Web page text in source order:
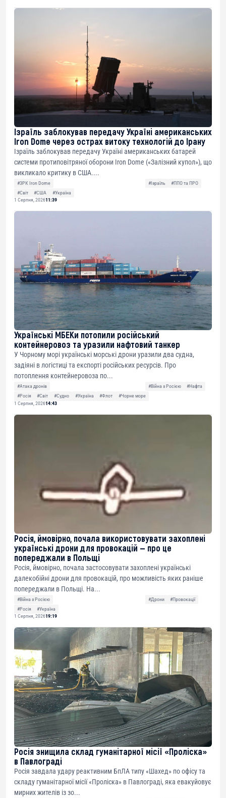
Ізраїль заблокував передачу Україні американських
Iron Dome через острах витоку технологій до Ірану
Ізраїль заблокував передачу Україні американських батарей
системи протиповітряної оборони Iron Dome («Залізний купол»), що
викликало критику в США....
#ЗРК Iron Dome #Ізраїль
#ППО та ПРО
#Світ
#США
#Україна
1 Серпня, 202611:39
Українські МБЕКи потопили російський
контейнеровоз та уразили нафтовий танкер
У Чорному морі українські морські дрони уразили два судна,
задіяні в логістиці та експорті російських ресурсів. Про
потоплення контейнеровоза по...
#Атака дронів #Війна з Росією
#Нафта
#Росія
#Світ #Судно #Україна #Флот
#Чорне море
1 Серпня, 202614:43
Росія, ймовірно, почала використовувати захоплені
українські дрони для провокацій — про це
попереджали в Польщі
Росія, ймовірно, почала застосовувати захоплені українські
далекобійні дрони для провокацій, про можливість яких раніше
попереджали в Польщі. На...
#Війна з Росією #Дрони
#Провокації
#Росія
#Україна
1 Серпня, 202619:19
Росія знищила склад гуманітарної місії «Проліска»
в Павлограді
Росія завдала удару реактивним БпЛА типу «Шахед» по офісу та
складу гуманітарної місії «Проліска» в Павлограді, яка евакуйовує
мирних жителів із зо...